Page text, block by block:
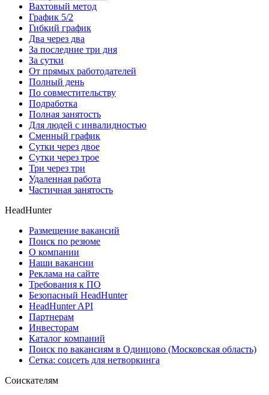
Вахтовый метод
График 5/2
Гибкий график
Два через два
За последние три дня
За сутки
От прямых работодателей
Полный день
По совместительству
Подработка
Полная занятость
Для людей с инвалидностью
Сменный график
Сутки через двое
Сутки через трое
Три через три
Удаленная работа
Частичная занятость
HeadHunter
Размещение вакансий
Поиск по резюме
О компании
Наши вакансии
Реклама на сайте
Требования к ПО
Безопасный HeadHunter
HeadHunter API
Партнерам
Инвесторам
Каталог компаний
Поиск по вакансиям в Одинцово (Московская область)
Сетка: соцсеть для нетворкинга
Соискателям